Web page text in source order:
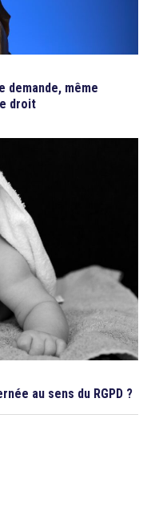
demande, même
droit
au sens du RGPD ?